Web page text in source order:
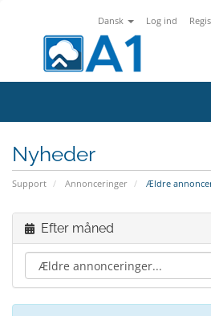
Dansk Log ind
Nyheder
Support Annonceringer Ældre
Efter måned